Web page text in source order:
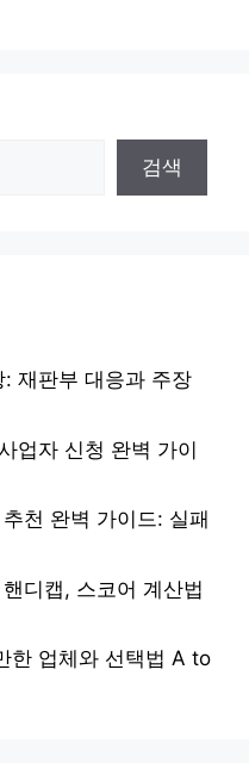
검색
재판부 대응과 주장
업자 신청 완벽 가이
천 완벽 가이드: 실패
디캡, 스코어 계산법
한 업체와 선택법 A to